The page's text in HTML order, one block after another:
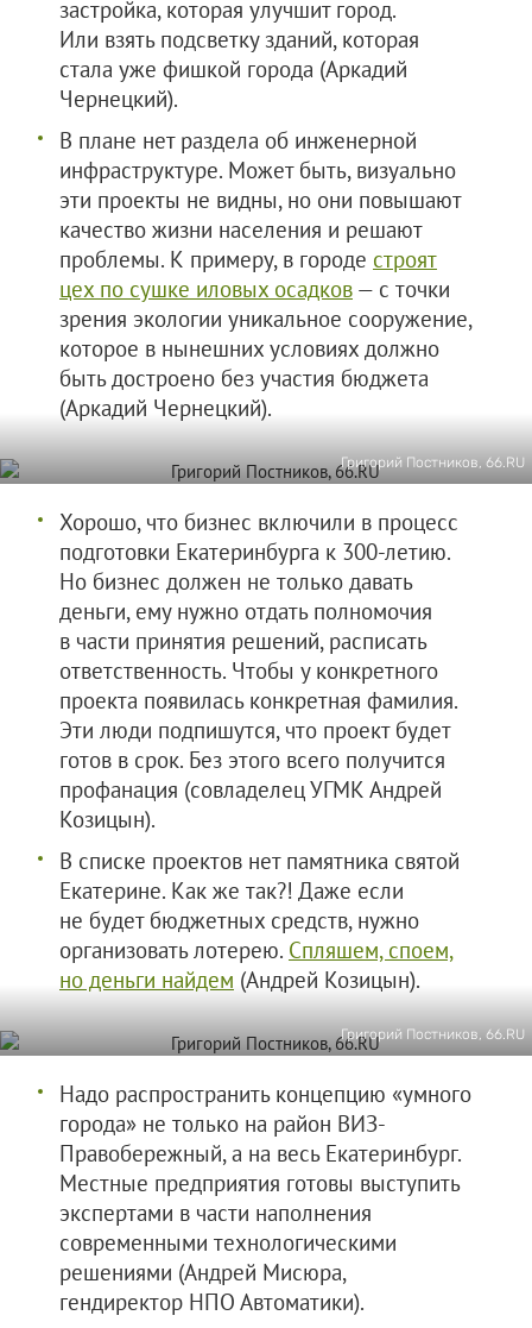
застройка, которая улучшит город.
Или взять подсветку зданий, которая
стала уже фишкой города (Аркадий
Чернецкий).
В плане нет раздела об инженерной
инфраструктуре. Может быть, визуально
эти проекты не видны, но они повышают
качество жизни населения и решают
проблемы. К примеру, в городе строят
цех по сушке иловых осадков — с точки
зрения экологии уникальное сооружение,
которое в нынешних условиях должно
быть достроено без участия бюджета
(Аркадий Чернецкий).
Григорий Постников, 66.RU
Хорошо, что бизнес включили в процесс
подготовки Екатеринбурга к 300-летию.
Но бизнес должен не только давать
деньги, ему нужно отдать полномочия
в части принятия решений, расписать
ответственность. Чтобы у конкретного
проекта появилась конкретная фамилия.
Эти люди подпишутся, что проект будет
готов в срок. Без этого всего получится
профанация (совладелец УГМК Андрей
Козицын).
В списке проектов нет памятника святой
Екатерине. Как же так?! Даже если
не будет бюджетных средств, нужно
организовать лотерею. Спляшем, споем,
но деньги найдем (Андрей Козицын).
Григорий Постников, 66.RU
Надо распространить концепцию «умного
города» не только на район ВИЗ-
Правобережный, а на весь Екатеринбург.
Местные предприятия готовы выступить
экспертами в части наполнения
современными технологическими
решениями (Андрей Мисюра,
гендиректор НПО Автоматики).